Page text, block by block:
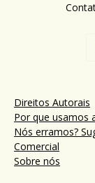
Direitos Autorais
Por que usamos
Nós erramos?
Comercial
Sobre nós